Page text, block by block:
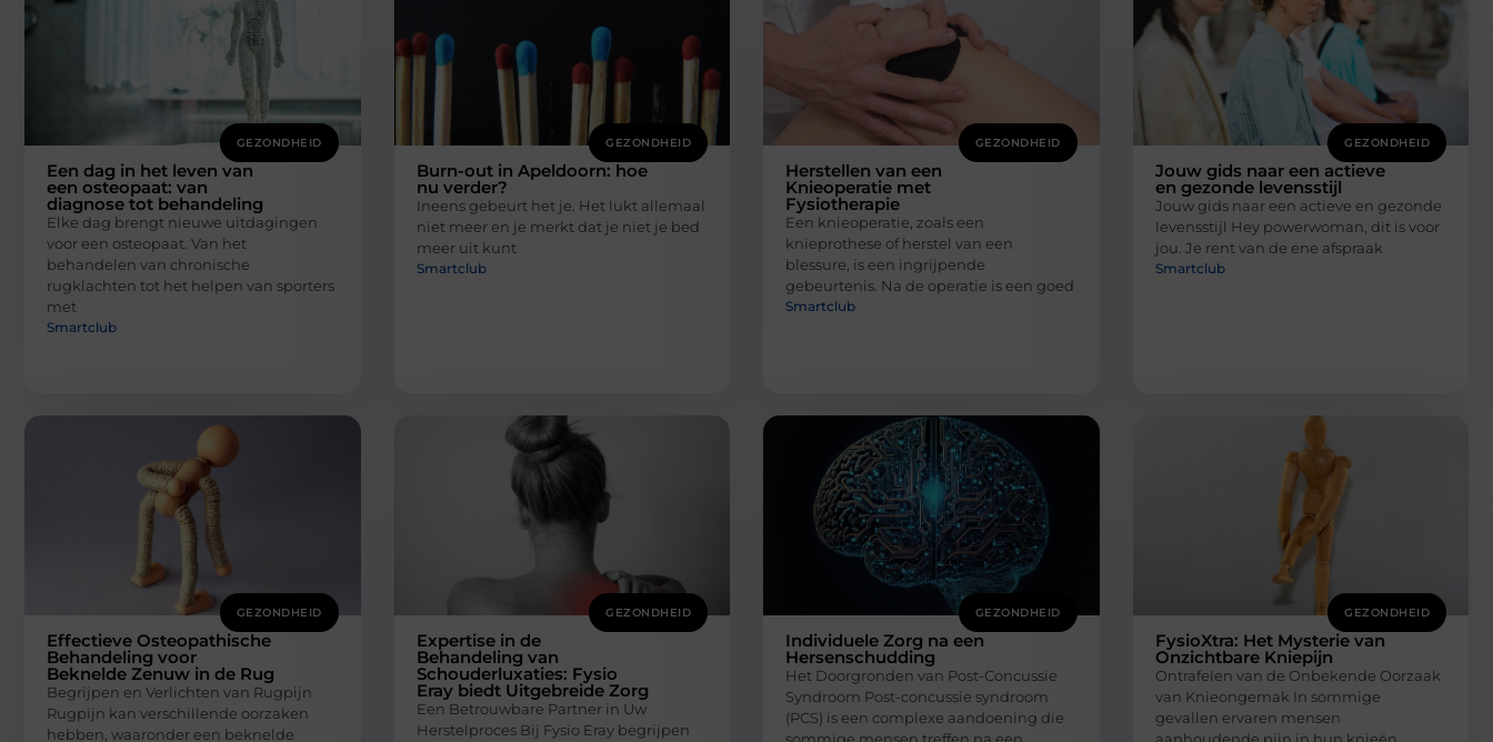
GEZONDHEID
Een dag in het leven van
een osteopaat: van
diagnose tot behandeling
Elke dag brengt nieuwe uitdagingen
voor een osteopaat. Van het
behandelen van chronische
rugklachten tot het helpen van sporters
met
Smartclub
GEZONDHEID
Burn-out in Apeldoorn: hoe
nu verder?
Ineens gebeurt het je. Het lukt allemaal
niet meer en je merkt dat je niet je bed
meer uit kunt
Smartclub
GEZONDHEID
Herstellen van een
Knieoperatie met
Fysiotherapie
Een knieoperatie, zoals een
knieprothese of herstel van een
blessure, is een ingrijpende
gebeurtenis. Na de operatie is een goed
Smartclub
GEZONDHEID
Jouw gids naar een actieve
en gezonde levensstijl
Jouw gids naar een actieve en gezonde
levensstijl Hey powerwoman, dit is voor
jou. Je rent van de ene afspraak
Smartclub
GEZONDHEID
Effectieve Osteopathische
Behandeling voor
Beknelde Zenuw in de Rug
Begrijpen en Verlichten van Rugpijn
Rugpijn kan verschillende oorzaken
hebben, waaronder een beknelde
GEZONDHEID
Expertise in de
Behandeling van
Schouderluxaties: Fysio
Eray biedt Uitgebreide Zorg
Een Betrouwbare Partner in Uw
Herstelproces Bij Fysio Eray begrijpen
GEZONDHEID
Individuele Zorg na een
Hersenschudding
Het Doorgronden van Post-Concussie
Syndroom Post-concussie syndroom
(PCS) is een complexe aandoening die
sommige mensen treffen na een
GEZONDHEID
FysioXtra: Het Mysterie van
Onzichtbare Kniepijn
Ontrafelen van de Onbekende Oorzaak
van Knieongemak In sommige
gevallen ervaren mensen
aanhoudende pijn in hun knieën